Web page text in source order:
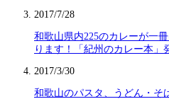
2017/7/28
和歌山県内225のカレーが一
ります！「紀州のカレー本」
2017/3/30
和歌山のパスタ、うどん・そ